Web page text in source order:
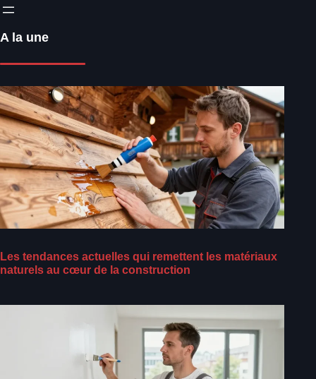
A la une
Les tendances actuelles qui remettent les matériaux
naturels au cœur de la construction